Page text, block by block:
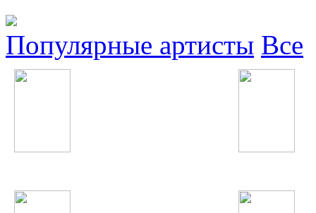
Популярные артисты Все